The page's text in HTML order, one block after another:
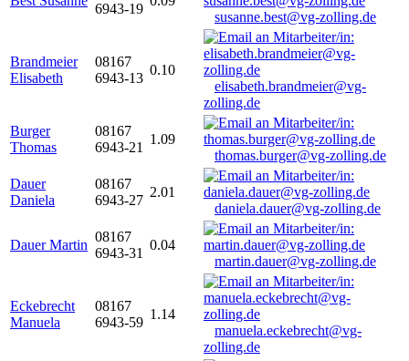
6943-19
susanne.best@vg-zolling.de
Brandmeier
Elisabeth
08167
6943-13
0.10
elisabeth.brandmeier@vg-
zolling.de
Burger
Thomas
08167
6943-21
1.09
thomas.burger@vg-zolling.de
Dauer
Daniela
08167
6943-27
2.01
daniela.dauer@vg-zolling.de
Dauer Martin
08167
6943-31
0.04
martin.dauer@vg-zolling.de
Eckebrecht
Manuela
08167
6943-59
1.14
manuela.eckebrecht@vg-
zolling.de